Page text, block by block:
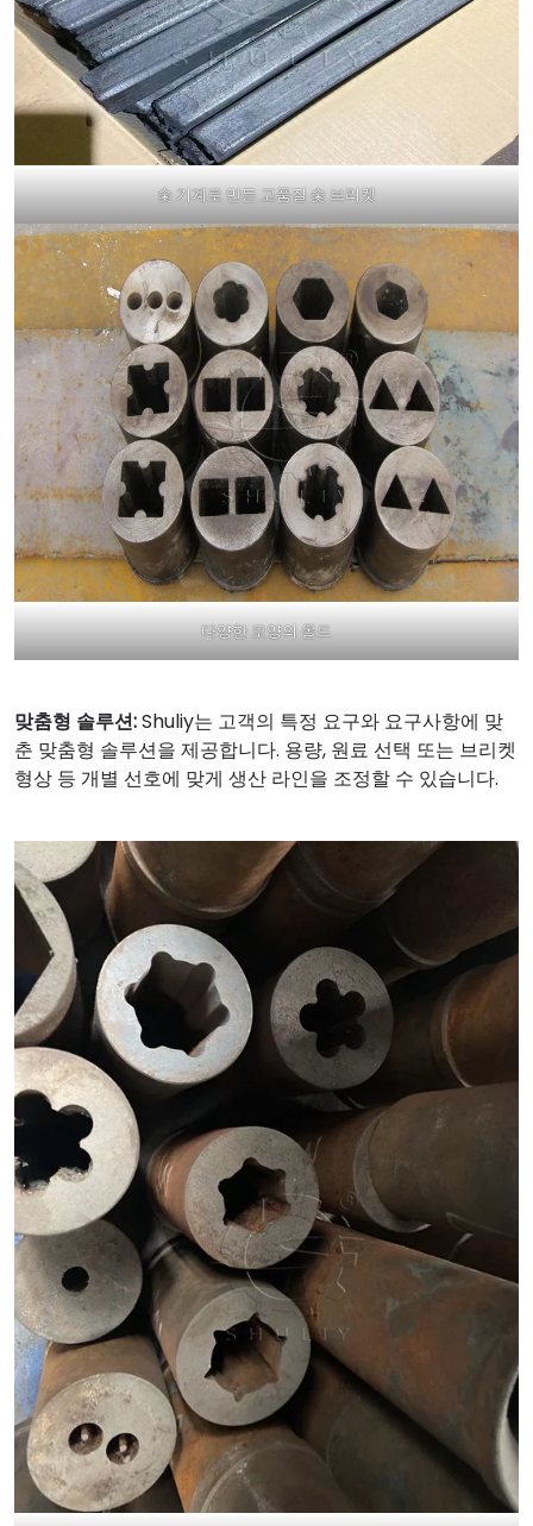
숯 기계로 만든 고품질 숯 브리켓
다양한 모양의 몰드
맞춤형 솔루션:Shuliy는 고객의 특정 요구와 요구사항에 맞
춘 맞춤형 솔루션을 제공합니다. 용량, 원료 선택 또는 브리켓
형상 등 개별 선호에 맞게 생산 라인을 조정할 수 있습니다.